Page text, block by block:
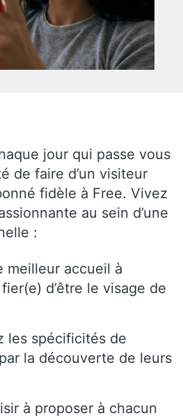
jour qui passe vous
de faire d’un visiteur
fidèle à Free. Vivez
au sein d’une
:
meilleur accueil à
d’être le visage de
les spécificités de
la découverte de leurs
à proposer à chacun